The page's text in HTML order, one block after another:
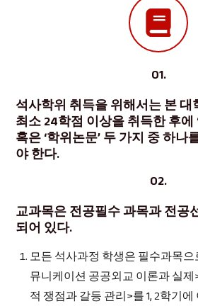
01.
석사학위 취득을 위해서는 본 대
최소 24학점 이상을 취득한 후에
혹은 ‘학위논문’ 두 가지 중 하나
야 한다.
02.
교과목은 전공필수 과목과 전공
되어 있다.
모든 석사과정 학생은 필수과목으
뮤니케이션 공공외교 이론과 실제
적 쟁점과 갈등 관리>를 1, 2학기에